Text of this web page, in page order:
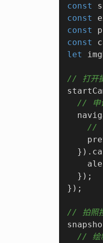
const
const
const
const
let
// 打开
// 申
//
  });
});
// 拍照
// 绘